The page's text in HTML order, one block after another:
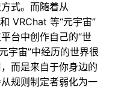
式。而随着从
VRChat 等“元宇宙”
台中创作自己的“世
宇宙”中经历的世界很
而是来自于你身边的
规则制定者弱化为一